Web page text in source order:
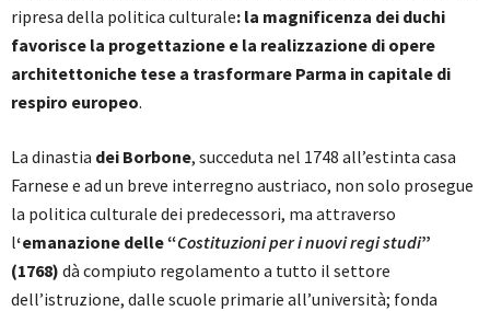
ripresa della politica culturale: la magnificenza dei duchi
favorisce la progettazione e la realizzazione di opere
architettoniche tese a trasformare Parma in capitale di
respiro europeo.
La dinastia dei Borbone, succeduta nel 1748 all’estinta casa
Farnese e ad un breve interregno austriaco, non solo prosegue
la politica culturale dei predecessori, ma attraverso
l‘emanazione delle “Costituzioni per i nuovi regi studi”
(1768) dà compiuto regolamento a tutto il settore
dell’istruzione, dalle scuole primarie all’università; fonda